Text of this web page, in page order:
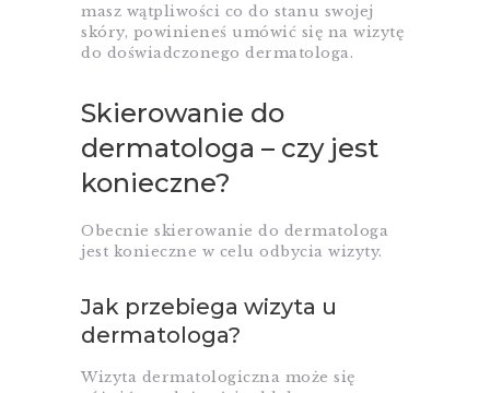
masz wątpliwości co do stanu swojej
skóry, powinieneś umówić się na wizytę
do doświadczonego dermatologa.
Skierowanie do
dermatologa – czy jest
konieczne?
Obecnie skierowanie do dermatologa
jest konieczne w celu odbycia wizyty.
Jak przebiega wizyta u
dermatologa?
Wizyta dermatologiczna może się